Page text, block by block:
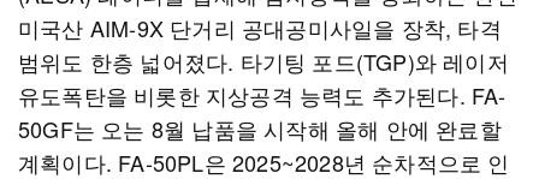
미국산 AIM-9X 단거리 공대공미사일을 장착, 타격
범위도 한층 넓어졌다. 타기팅 포드(TGP)와 레이저
유도폭탄을 비롯한 지상공격 능력도 추가된다. FA-
50GF는 오는 8월 납품을 시작해 올해 안에 완료할
계획이다. FA-50PL은 2025~2028년 순차적으로 인